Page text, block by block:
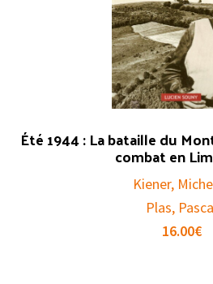
Été 1944 : La bataille du
combat en
Kiener,
Plas,
16.00€